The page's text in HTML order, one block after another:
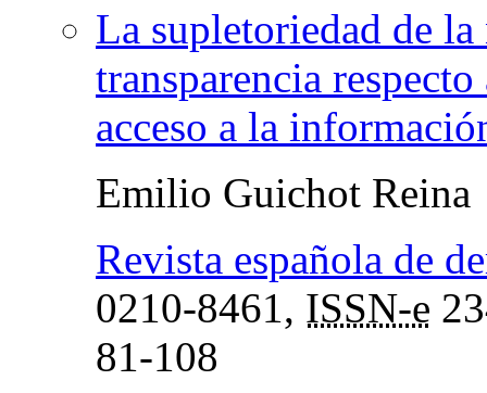
La supletoriedad de
transparencia
acceso a la
Emilio Guichot Reina
Revista española de
0210-8461, ISSN-e
81-108